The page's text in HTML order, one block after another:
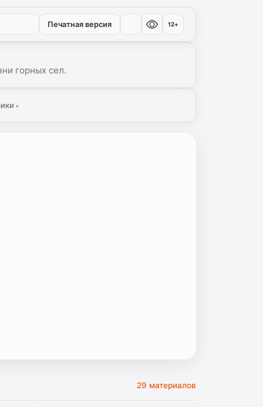
Печатная версия 12+
горных сел.
▾
29 материалов